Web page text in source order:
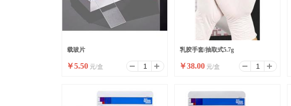
载玻片
￥5.50 元/盒
乳胶手套/抽取式5.7g
￥38.00 元/盒